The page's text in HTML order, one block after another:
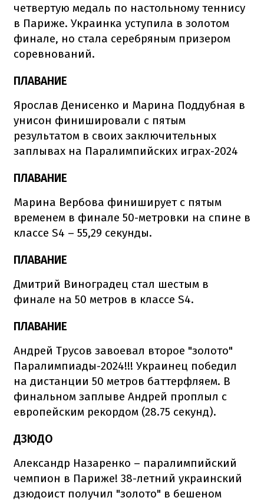
четвертую медаль по настольному теннису
в Париже. Украинка уступила в золотом
финале, но стала серебряным призером
соревнований.
ПЛАВАНИЕ
Ярослав Денисенко и Марина Поддубная в
унисон финишировали с пятым
результатом в своих заключительных
заплывах на Паралимпийских играх-2024
ПЛАВАНИЕ
Марина Вербова финиширует с пятым
временем в финале 50-метровки на спине в
классе S4 – 55,29 секунды.
ПЛАВАНИЕ
Дмитрий Виноградец стал шестым в
финале на 50 метров в классе S4.
ПЛАВАНИЕ
Андрей Трусов завоевал второе "золото"
Паралимпиады-2024!!! Украинец победил
на дистанции 50 метров баттерфляем. В
финальном заплыве Андрей проплыл с
европейским рекордом (28.75 секунд).
ДЗЮДО
Александр Назаренко – паралимпийский
чемпион в Париже! 38-летний украинский
дзюдоист получил "золото" в бешеном